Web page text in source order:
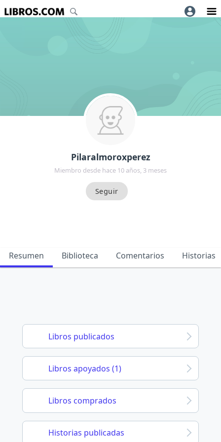
Pilaralmoroxperez
Miembro desde hace 10 años, 3 meses
Resumen Biblioteca Comentarios Historias
Libros publicados
Libros apoyados (1)
Libros comprados
Historias publicadas